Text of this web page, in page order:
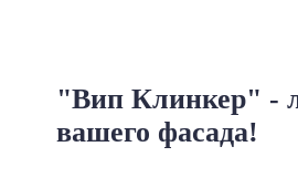
"Вип Клинкер" -
вашего фасада!